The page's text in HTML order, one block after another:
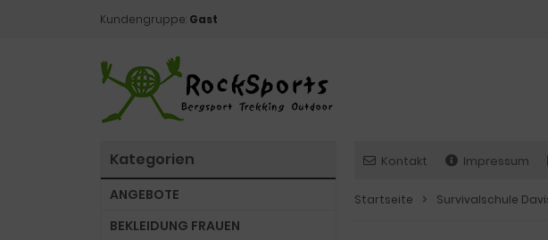
Kundengruppe: Gast
Kontakt Impressum
Startseite Survivalschule
Kategorien
ANGEBOTE
BEKLEIDUNG FRAUEN